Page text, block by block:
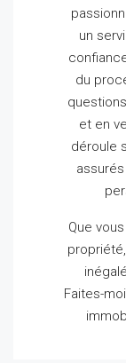
un
du
et en
déroule
Que
Faites-